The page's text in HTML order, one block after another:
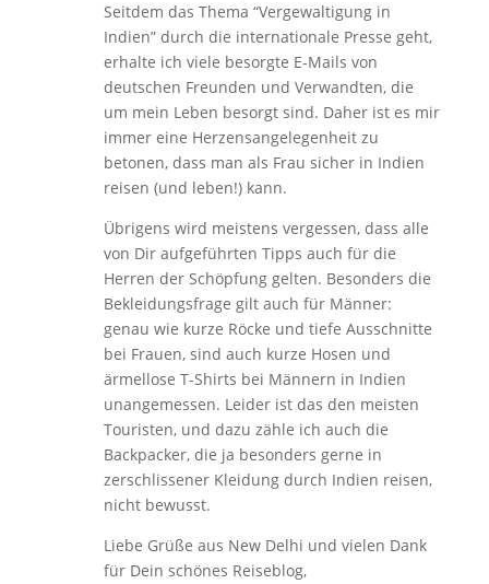
Seitdem das Thema “Vergewaltigung in
Indien” durch die internationale Presse geht,
erhalte ich viele besorgte E-Mails von
deutschen Freunden und Verwandten, die
um mein Leben besorgt sind. Daher ist es mir
immer eine Herzensangelegenheit zu
betonen, dass man als Frau sicher in Indien
reisen (und leben!) kann.
Übrigens wird meistens vergessen, dass alle
von Dir aufgeführten Tipps auch für die
Herren der Schöpfung gelten. Besonders die
Bekleidungsfrage gilt auch für Männer:
genau wie kurze Röcke und tiefe Ausschnitte
bei Frauen, sind auch kurze Hosen und
ärmellose T-Shirts bei Männern in Indien
unangemessen. Leider ist das den meisten
Touristen, und dazu zähle ich auch die
Backpacker, die ja besonders gerne in
zerschlissener Kleidung durch Indien reisen,
nicht bewusst.
Liebe Grüße aus New Delhi und vielen Dank
für Dein schönes Reiseblog,